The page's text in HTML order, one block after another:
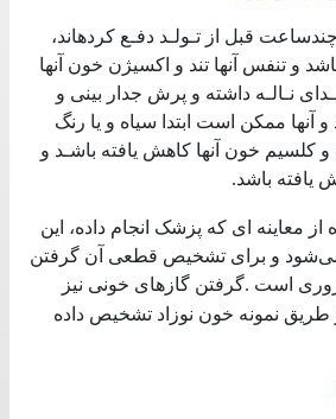
قبل‌ از تـولـد دفـع‌ کردهاند،
و تنفس‌ آنها تند و اکسیژن خون آنها
نـالـه‌ داشته‌ و پرش جدار بینی‌ و
و آنها ممکن‌ است‌ ابتدا سیاه و یا رنگ‌
و کلسیم‌ خون آنها کاهش‌ یافته‌ باشـد و
یافته‌ باشد.
از معاینه‌ ای‌ که‌ پزشک‌ انجام داده، این‌
و برای‌ تشخیص‌ قطعی‌ آن گرفتن‌
است‌ .گرفتن‌ گازهای‌ خونی‌ نیز
نمونه‌ خون نوزاد تشخیص‌ داده